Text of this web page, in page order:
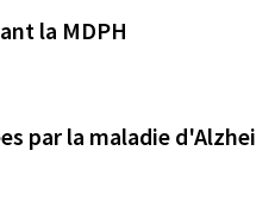
la MDPH
par la maladie